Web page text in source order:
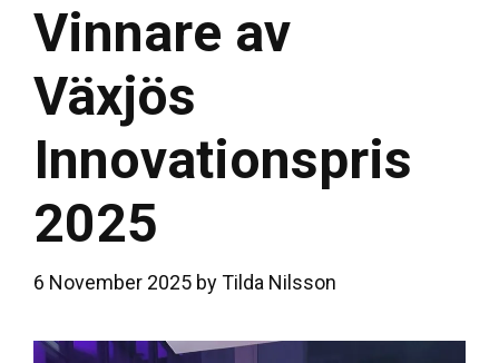
Vinnare av
Växjös
Innovationspris
2025
6 November 2025 byTilda Nilsson